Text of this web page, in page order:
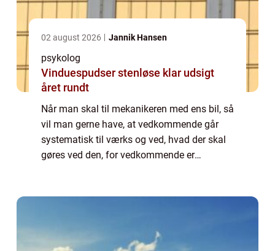
02 august 2026 Jannik Hansen
psykolog
Vinduespudser stenløse klar udsigt
året rundt
Når man skal til mekanikeren med ens bil, så
vil man gerne have, at vedkommende går
systematisk til værks og ved, hvad der skal
gøres ved den, for vedkommende er